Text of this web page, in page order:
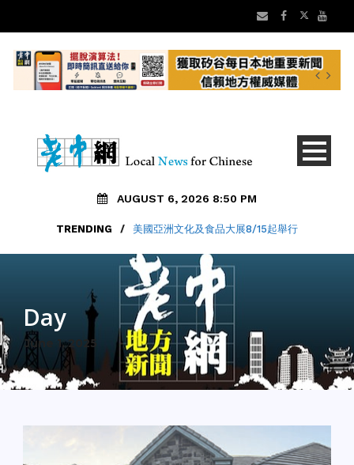
AUGUST 6, 2026 8:50 PM
TRENDING / 美國亞洲文化及食品大展8/15起舉行
Day
June 1, 2025